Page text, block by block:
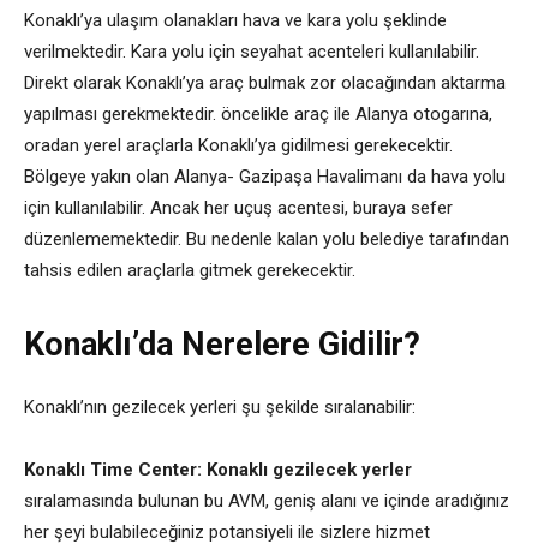
Konaklı’ya ulaşım olanakları hava ve kara yolu şeklinde
verilmektedir. Kara yolu için seyahat acenteleri kullanılabilir.
Direkt olarak Konaklı’ya araç bulmak zor olacağından aktarma
yapılması gerekmektedir. öncelikle araç ile Alanya otogarına,
oradan yerel araçlarla Konaklı’ya gidilmesi gerekecektir.
Bölgeye yakın olan Alanya- Gazipaşa Havalimanı da hava yolu
için kullanılabilir. Ancak her uçuş acentesi, buraya sefer
düzenlememektedir. Bu nedenle kalan yolu belediye tarafından
tahsis edilen araçlarla gitmek gerekecektir.
Konaklı’da Nerelere Gidilir?
Konaklı’nın gezilecek yerleri şu şekilde sıralanabilir:
Konaklı Time Center: Konaklı gezilecek yerler
sıralamasında bulunan bu AVM, geniş alanı ve içinde aradığınız
her şeyi bulabileceğiniz potansiyeli ile sizlere hizmet